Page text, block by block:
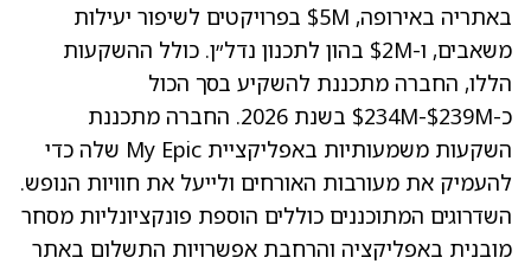
באתריה באירופה, $5M בפרויקטים לשיפור יעילות
משאבים, ו-$2M בהון לתכנון נדל״ן. כולל ההשקעות
הללו, החברה מתכננת להשקיע בסך הכול
כ-$234M-$239M בשנת 2026. החברה מתכננת
השקעות משמעותיות באפליקציית My Epic שלה כדי
להעמיק את מעורבות האורחים ולייעל את חוויות הנופש.
השדרוגים המתוכננים כוללים הוספת פונקציונליות מסחר
מובנית באפליקציה והרחבת אפשרויות התשלום באתר